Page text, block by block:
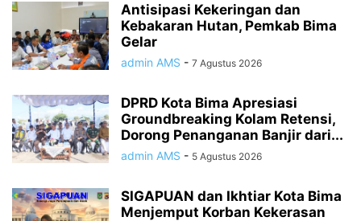
Antisipasi Kekeringan dan
Kebakaran Hutan, Pemkab Bima
Gelar
admin AMS - 7 Agustus 2026
DPRD Kota Bima Apresiasi
Groundbreaking Kolam Retensi,
Dorong Penanganan Banjir dari...
admin AMS - 5 Agustus 2026
SIGAPUAN dan Ikhtiar Kota Bima
Menjemput Korban Kekerasan